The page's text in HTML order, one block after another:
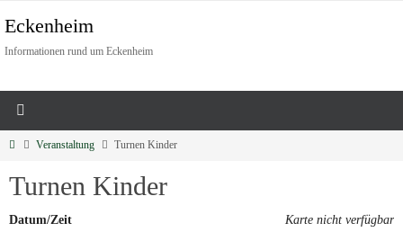
Eckenheim
Informationen rund um Eckenheim
Veranstaltung Turnen Kinder
Turnen Kinder
Karte nicht verfügbar
Datum/Zeit